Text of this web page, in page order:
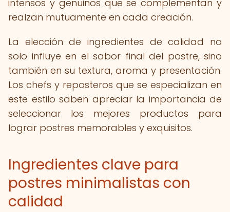
intensos y genuinos que se complementan y
realzan mutuamente en cada creación.
La elección de ingredientes de calidad no
solo influye en el sabor final del postre, sino
también en su textura, aroma y presentación.
Los chefs y reposteros que se especializan en
este estilo saben apreciar la importancia de
seleccionar los mejores productos para
lograr postres memorables y exquisitos.
Ingredientes clave para
postres minimalistas con
calidad